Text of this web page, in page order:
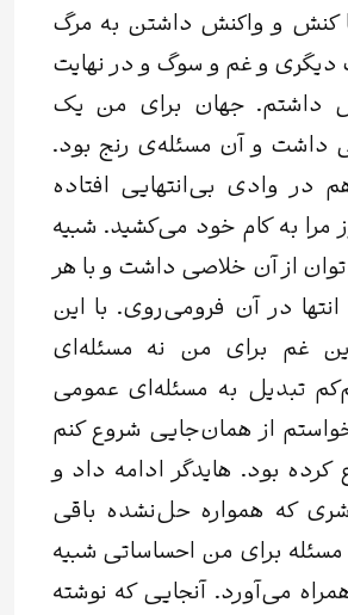
کنش ‌‌و‌ واکنش داشتن به مرگ
و غم و سوگ و در نهایت
داشتم. جهان برای من یک
داشت و آن مسئله‌ی رنج بود.
در وادی بی‌انتهایی افتاده
مرا به کام خود می‌کشید. شبیه
از آن خلاصی داشت و با هر
در آن فرومی‌روی. با این
غم برای من نه مسئله‌ا‌ی
تبدیل به مسئله‌‌ای عمومی
از همان‌جایی شروع کنم
بود. هایدگر ادامه داد و
که همواره حل‌نشده باقی
برای من احساساتی شبیه
می‌آورد. آنجایی که نوشته